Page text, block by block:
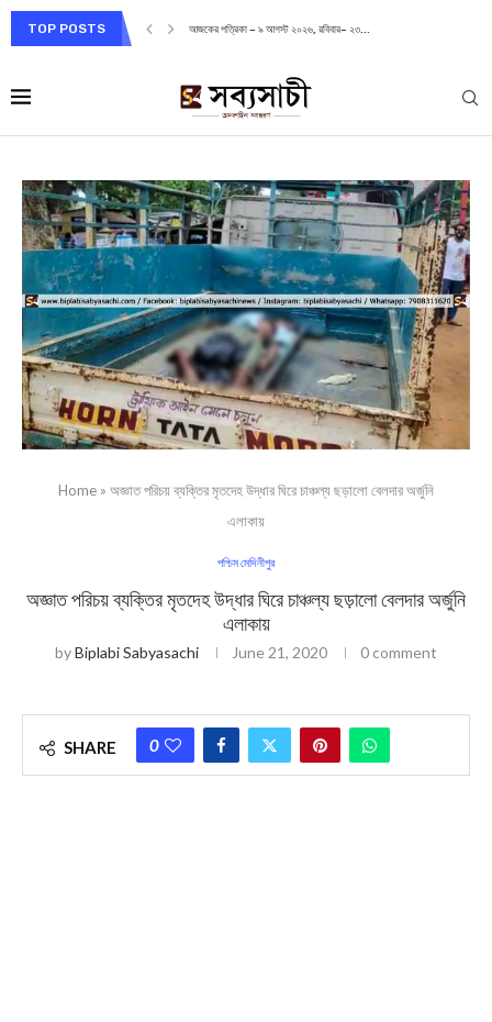
TOP POSTS আজকের পত্রিকা – ৯ আগস্ট ২০২৬, রবিবার– ২৩...
Home » অজ্ঞাত পরিচয় ব্যক্তির মৃতদেহ উদ্ধার ঘিরে চাঞ্চল্য ছড়ালো বেলদার অর্জুনি
এলাকায়
পশ্চিম মেদিনীপুর
অজ্ঞাত পরিচয় ব্যক্তির মৃতদেহ উদ্ধার ঘিরে চাঞ্চল্য ছড়ালো বেলদার অর্জুনি
এলাকায়
byBiplabi Sabyasachi June 21, 2020 0 comment
SHARE 0